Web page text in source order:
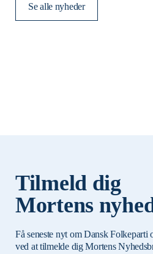
Se alle nyheder
Tilmeld dig
Mortens
Få seneste nyt om Dansk Folkeparti
ved at tilmelde dig Mortens